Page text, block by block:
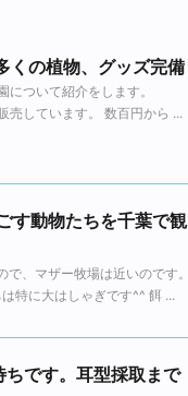
の植物、グッズ完備
ついて紹介をします。
売しています。 数百円から ...
す動物たちを千葉で観
、マザー牧場は近いのです。
特に大はしゃぎです^^ 餌 ...
です。耳型採取まで